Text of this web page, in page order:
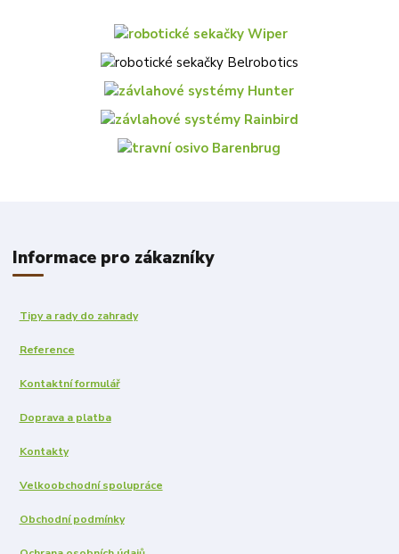
Informace pro zákazníky
Tipy a rady do zahrady
Reference
Kontaktní formulář
Doprava a platba
Kontakty
Velkoobchodní spolupráce
Obchodní podmínky